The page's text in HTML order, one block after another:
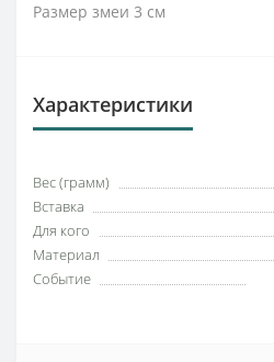
Размер змеи 3 см
Характеристики
Вес (грамм)
Вставка
Для кого
Материал
Событие